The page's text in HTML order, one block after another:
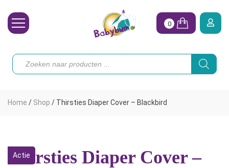
Toebehoren
Onze merken
0
Producten
zoeken
Home / Shop / Thirsties Diaper Cover – Blackbird
Actie
Thirsties Diaper Cover –